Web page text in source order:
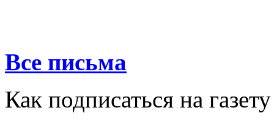
Все письма
Как подписаться на газету